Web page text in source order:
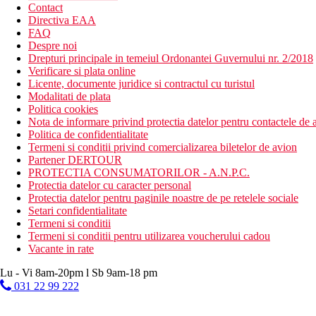
Contact
Directiva EAA
FAQ
Despre noi
Drepturi principale in temeiul Ordonantei Guvernului nr. 2/2018
Verificare si plata online
Licente, documente juridice si contractul cu turistul
Modalitati de plata
Politica cookies
Nota de informare privind protectia datelor pentru contactele de
Politica de confidentialitate
Termeni si conditii privind comercializarea biletelor de avion
Partener DERTOUR
PROTECTIA CONSUMATORILOR - A.N.P.C.
Protectia datelor cu caracter personal
Protectia datelor pentru paginile noastre de pe retelele sociale
Setari confidentialitate
Termeni si conditii
Termeni si conditii pentru utilizarea voucherului cadou
Vacante in rate
Lu - Vi 8am-20pm l Sb 9am-18 pm
031 22 99 222